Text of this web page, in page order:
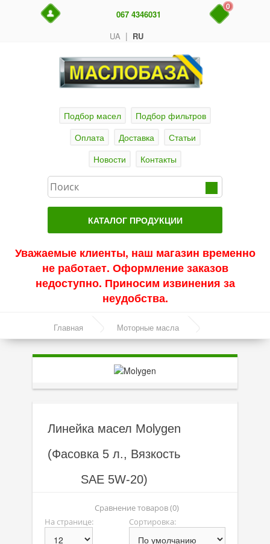
UA | RU
067 4346031
0
Подбор масел
Подбор фильтров
Оплата
Доставка
Статьи
Новости
Контакты
КАТАЛОГ ПРОДУКЦИИ
Актуальные продукты
Акции
Синтетические масла
Полусинтетические масла
Линейка масел Molygen
Линейка масел Top Tec
Линейка масел Special Tec
Линейка масел Optimal
Присадки
Уважаемые клиенты, наш магазин временно
не работает. Оформление заказов
недоступно. Приносим извинения за
неудобства.
Главная Моторные масла
Линейка масел Molygen
(Фасовка 5 л., Вязкость
SAE 5W-20)
Сравнение товаров (0)
На странице:
Сортировка: